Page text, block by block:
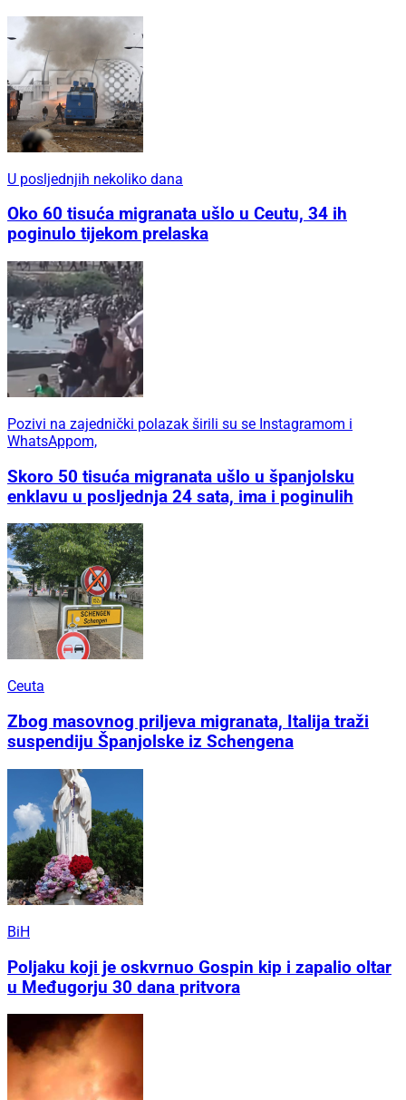
U posljednjih nekoliko dana
Oko 60 tisuća migranata ušlo u Ceutu, 34 ih
poginulo tijekom prelaska
Pozivi na zajednički polazak širili su se Instagramom i
WhatsAppom,
Skoro 50 tisuća migranata ušlo u španjolsku
enklavu u posljednja 24 sata, ima i poginulih
Ceuta
Zbog masovnog priljeva migranata, Italija traži
suspendiju Španjolske iz Schengena
BiH
Poljaku koji je oskvrnuo Gospin kip i zapalio oltar
u Međugorju 30 dana pritvora